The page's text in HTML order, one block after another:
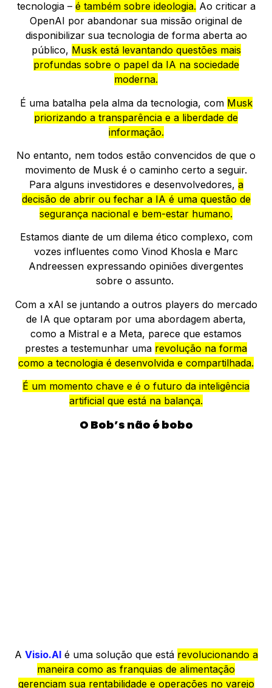
tecnologia – é também sobre ideologia. Ao criticar a
OpenAI por abandonar sua missão original de
disponibilizar sua tecnologia de forma aberta ao
público, Musk está levantando questões mais
profundas sobre o papel da IA na sociedade
moderna.
É uma batalha pela alma da tecnologia, com Musk
priorizando a transparência e a liberdade de
informação.
No entanto, nem todos estão convencidos de que o
movimento de Musk é o caminho certo a seguir.
Para alguns investidores e desenvolvedores, a
decisão de abrir ou fechar a IA é uma questão de
segurança nacional e bem-estar humano.
Estamos diante de um dilema ético complexo, com
vozes influentes como Vinod Khosla e Marc
Andreessen expressando opiniões divergentes
sobre o assunto.
Com a xAI se juntando a outros players do mercado
de IA que optaram por uma abordagem aberta,
como a Mistral e a Meta, parece que estamos
prestes a testemunhar uma revolução na forma
como a tecnologia é desenvolvida e compartilhada.
É um momento chave e é o futuro da inteligência
artificial que está na balança.
O Bob’s não é bobo
A Visio.AIé uma solução que está revolucionando a
maneira como as franquias de alimentação
gerenciam sua rentabilidade e operações no varejo